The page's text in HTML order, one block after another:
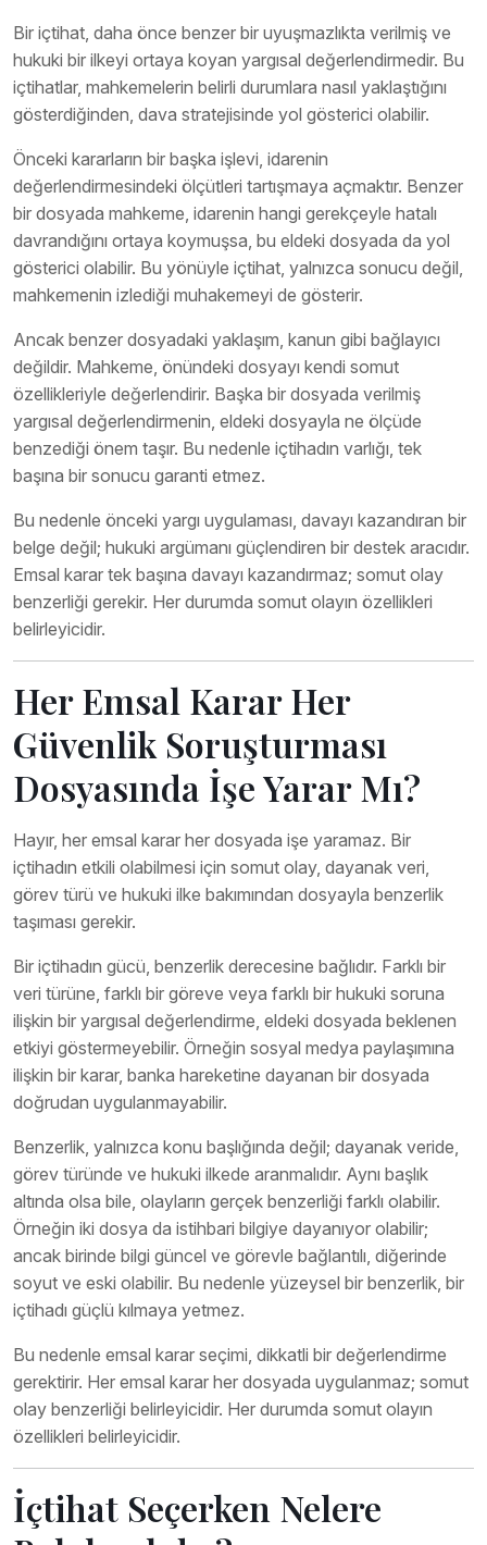
Bir içtihat, daha önce benzer bir uyuşmazlıkta verilmiş ve
hukuki bir ilkeyi ortaya koyan yargısal değerlendirmedir. Bu
içtihatlar, mahkemelerin belirli durumlara nasıl yaklaştığını
gösterdiğinden, dava stratejisinde yol gösterici olabilir.
Önceki kararların bir başka işlevi, idarenin
değerlendirmesindeki ölçütleri tartışmaya açmaktır. Benzer
bir dosyada mahkeme, idarenin hangi gerekçeyle hatalı
davrandığını ortaya koymuşsa, bu eldeki dosyada da yol
gösterici olabilir. Bu yönüyle içtihat, yalnızca sonucu değil,
mahkemenin izlediği muhakemeyi de gösterir.
Ancak benzer dosyadaki yaklaşım, kanun gibi bağlayıcı
değildir. Mahkeme, önündeki dosyayı kendi somut
özellikleriyle değerlendirir. Başka bir dosyada verilmiş
yargısal değerlendirmenin, eldeki dosyayla ne ölçüde
benzediği önem taşır. Bu nedenle içtihadın varlığı, tek
başına bir sonucu garanti etmez.
Bu nedenle önceki yargı uygulaması, davayı kazandıran bir
belge değil; hukuki argümanı güçlendiren bir destek aracıdır.
Emsal karar tek başına davayı kazandırmaz; somut olay
benzerliği gerekir. Her durumda somut olayın özellikleri
belirleyicidir.
Her Emsal Karar Her
Güvenlik Soruşturması
Dosyasında İşe Yarar Mı?
Hayır, her emsal karar her dosyada işe yaramaz. Bir
içtihadın etkili olabilmesi için somut olay, dayanak veri,
görev türü ve hukuki ilke bakımından dosyayla benzerlik
taşıması gerekir.
Bir içtihadın gücü, benzerlik derecesine bağlıdır. Farklı bir
veri türüne, farklı bir göreve veya farklı bir hukuki soruna
ilişkin bir yargısal değerlendirme, eldeki dosyada beklenen
etkiyi göstermeyebilir. Örneğin sosyal medya paylaşımına
ilişkin bir karar, banka hareketine dayanan bir dosyada
doğrudan uygulanmayabilir.
Benzerlik, yalnızca konu başlığında değil; dayanak veride,
görev türünde ve hukuki ilkede aranmalıdır. Aynı başlık
altında olsa bile, olayların gerçek benzerliği farklı olabilir.
Örneğin iki dosya da istihbari bilgiye dayanıyor olabilir;
ancak birinde bilgi güncel ve görevle bağlantılı, diğerinde
soyut ve eski olabilir. Bu nedenle yüzeysel bir benzerlik, bir
içtihadı güçlü kılmaya yetmez.
Bu nedenle emsal karar seçimi, dikkatli bir değerlendirme
gerektirir. Her emsal karar her dosyada uygulanmaz; somut
olay benzerliği belirleyicidir. Her durumda somut olayın
özellikleri belirleyicidir.
İçtihat Seçerken Nelere